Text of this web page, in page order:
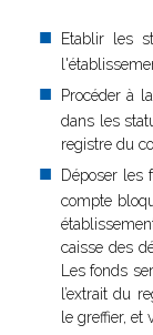
Etablir les
Procéder à
dans les
registre du
Déposer les
compte
caisse des
Les fonds
l’extrait du
le greffier,